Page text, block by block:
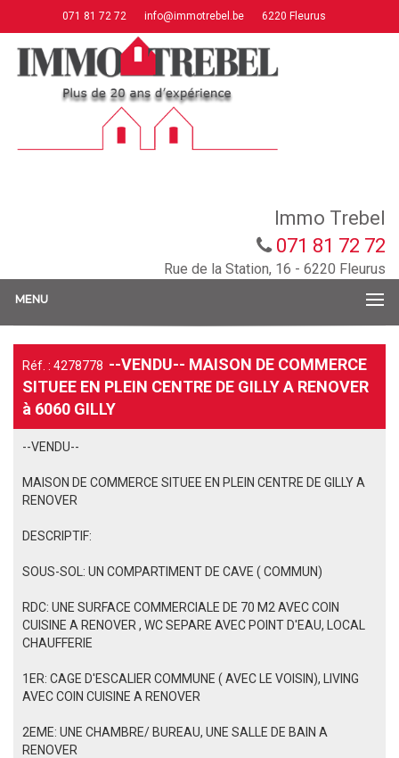
071 81 72 72 info@immotrebel.be 6220 Fleurus
Immo Trebel
071 81 72 72
Rue de la Station, 16 - 6220 Fleurus
MENU
Réf. : 4278778 --VENDU-- MAISON DE COMMERCE
SITUEE EN PLEIN CENTRE DE GILLY A RENOVER
à 6060 GILLY
--VENDU--
MAISON DE COMMERCE SITUEE EN PLEIN CENTRE DE GILLY A
RENOVER
DESCRIPTIF:
SOUS-SOL: UN COMPARTIMENT DE CAVE ( COMMUN)
RDC: UNE SURFACE COMMERCIALE DE 70 M2 AVEC COIN
CUISINE A RENOVER , WC SEPARE AVEC POINT D'EAU, LOCAL
CHAUFFERIE
1ER: CAGE D'ESCALIER COMMUNE ( AVEC LE VOISIN), LIVING
AVEC COIN CUISINE A RENOVER
2EME: UNE CHAMBRE/ BUREAU, UNE SALLE DE BAIN A
RENOVER